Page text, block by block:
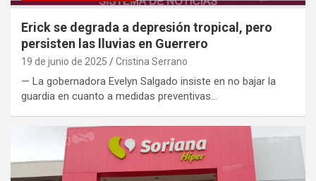
Erick se degrada a depresión tropical, pero
persisten las lluvias en Guerrero
19 de junio de 2025 Cristina Serrano
— La gobernadora Evelyn Salgado insiste en no bajar la
guardia en cuanto a medidas preventivas…